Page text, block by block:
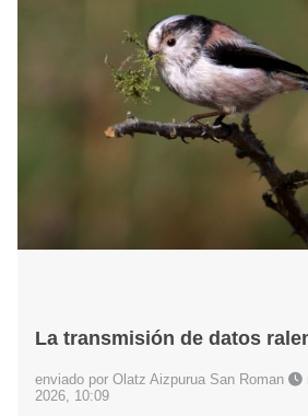
La transmisión de datos
enviado por Olatz Aizpurua San Roman
2026, 10:09